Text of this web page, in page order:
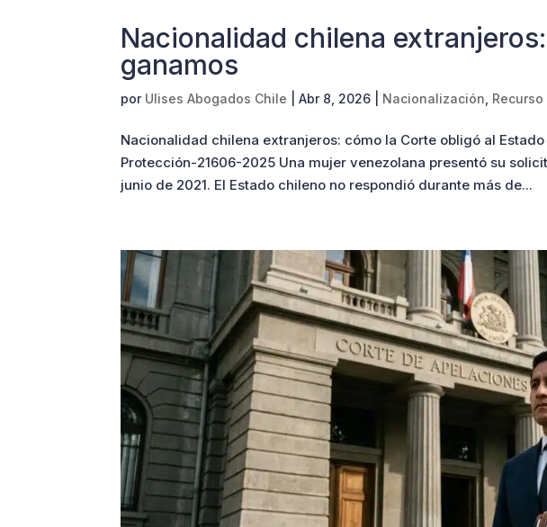
Nacionalidad chilena
ganamos
por Ulises Abogados Chile |Abr 8, 2026 Nacionalización
Nacionalidad chilena extranjeros: cómo la Corte obligó al
Protección-21606-2025 Una mujer venezolana presentó su
junio de 2021. El Estado chileno no respondió durante más de...